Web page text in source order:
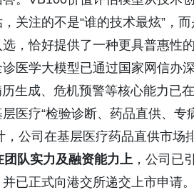
关注的不是“谁的技术最炫”，
，恰好提供了一种更具普惠性
诊医学大模型已通过国家网信办
生成、危机预警等核心能力已
医疗“检验诊断、药品直供、
，公司在基层医疗药品直供市
团队实力及融资能力上 ，公司已
已正式向港交所递交上市申请